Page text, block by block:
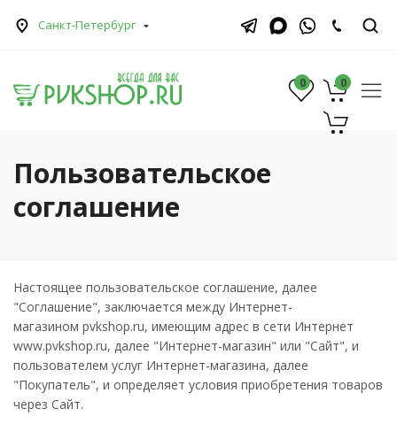
Санкт-Петербург
0 0
0
Пользовательское
соглашение
Настоящее пользовательское соглашение, далее
"Соглашение", заключается между Интернет-
магазином pvkshop.ru, имеющим адрес в сети Интернет
www.pvkshop.ru, далее "Интернет-магазин" или "Сайт", и
пользователем услуг Интернет-магазина, далее
"Покупатель", и определяет условия приобретения товаров
через Сайт.